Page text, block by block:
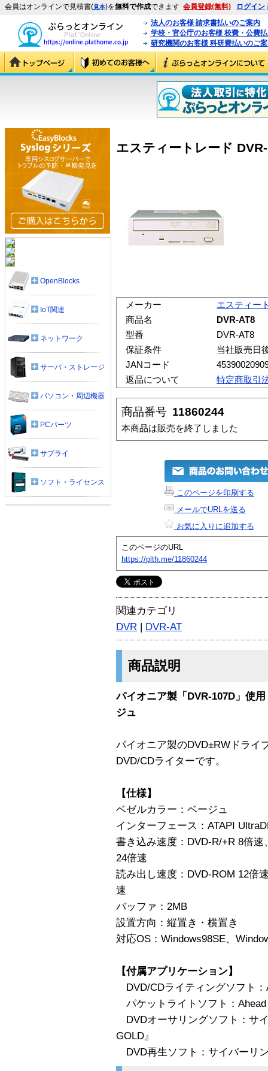
会員はオンラインで見積書(見本)を無料で作成できます 会員登録(無料) ログイン
法人のお客様 請求書払いのご案内
学校・官公庁のお客様 校費・公費
研究機関のお客様 科研費払いのご
エスティートレード
メーカー
エスティー
商品名
DVR-AT8
型番
DVR-AT8
保証条件
当社販売日
JANコード
返品について
特定商取引
商品番号 11860244
本商品は販売を終了しました
このページを印刷する
メールでURLを送る
お気に入りに追加する
このページのURL
https://plth.me/11860244
関連カテゴリ
DVR | DVR-AT
商品説明
パイオニア製「DVR-107D」使
ジュ
パイオニア製のDVD±RWドライ
DVD/CDライターです。
【仕様】
ベゼルカラー：ベージュ
インターフェース：ATAPI
書き込み速度：DVD-R/+R 8倍
24倍速
読み出し速度：DVD-ROM 12倍
速
バッファ：2MB
設置方向：縦置き・横置き
対応OS：Windows98SE、
【付属アプリケーション】
DVD/CDライティングソフト
パケットライトソフト：Ahead
DVDオーサリングソフト：サ
GOLD』
DVD再生ソフト：サイバーリ
OpenBlocks
IoT関連
ネットワーク
サーバ・ストレージ
パソコン・周辺機器
PCパーツ
サプライ
ソフト・ライセンス